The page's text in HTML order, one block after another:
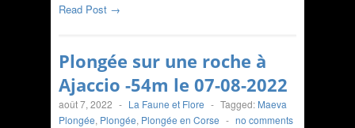
Read Post →
Plongée sur une roche à
Ajaccio -54m le 07-08-2022
août 7, 2022 - La Faune et Flore - Tagged: Maeva
Plongée, Plongée, Plongée en Corse - no comments